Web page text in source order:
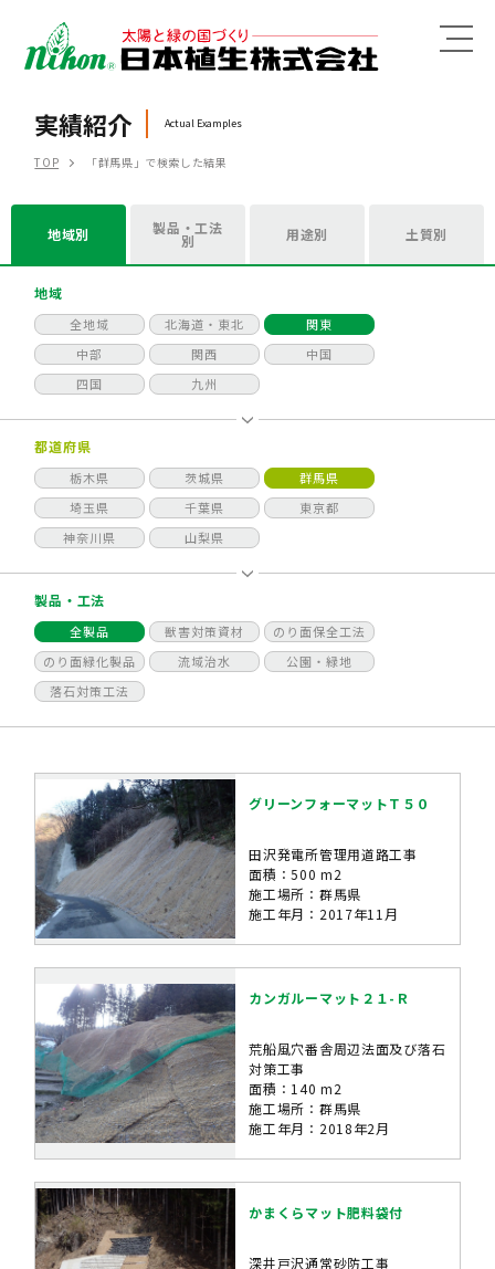
MENU
実績紹介 Actual Examples
TOP 「群馬県」で検索した結果
地域別 製品・工法
別 用途別 土質別
地域
全地域 北海道・東北
関東
中部
関西
中国
四国
九州
都道府県
栃木県 茨城県
群馬県
埼玉県
千葉県
東京都
神奈川県
山梨県
製品・工法
全製品 獣害対策資材
のり面保全工法
のり面緑化製品
流域治水
公園・緑地
落石対策工法
グリーンフォーマットＴ５０
田沢発電所管理用道路工事
面積：500 m2
施工場所：群馬県
施工年月：2017年11月
カンガルーマット２１-Ｒ
荒船風穴番舎周辺法面及び落石
対策工事
面積：140 m2
施工場所：群馬県
施工年月：2018年2月
かまくらマット肥料袋付
深井戸沢通常砂防工事